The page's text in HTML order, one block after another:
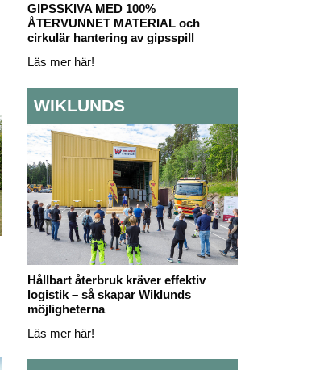
GIPSSKIVA MED 100%
ÅTERVUNNET MATERIAL och
cirkulär hantering av gipsspill
Läs mer här!
WIKLUNDS
Hållbart återbruk kräver effektiv
logistik – så skapar Wiklunds
möjligheterna
Läs mer här!